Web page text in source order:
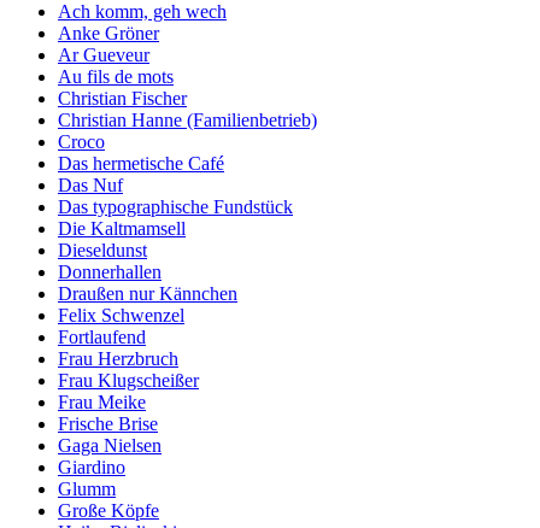
Ach komm, geh wech
Anke Gröner
Ar Gueveur
Au fils de mots
Christian Fischer
Christian Hanne (Familienbetrieb)
Croco
Das hermetische Café
Das Nuf
Das typographische Fundstück
Die Kaltmamsell
Dieseldunst
Donnerhallen
Draußen nur Kännchen
Felix Schwenzel
Fortlaufend
Frau Herzbruch
Frau Klugscheißer
Frau Meike
Frische Brise
Gaga Nielsen
Giardino
Glumm
Große Köpfe